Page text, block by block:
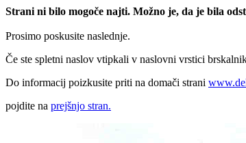
Strani ni bilo mogoče najti. Možno je, da je bila
Prosimo poskusite naslednje.
Če ste spletni naslov vtipkali v naslovni vrstici
Do informacij poizkusite priti na domači strani
pojdite na prejšnjo stran.